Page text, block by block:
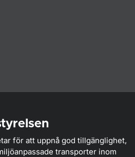
för att uppnå god tillgänglighet,
transporter inom